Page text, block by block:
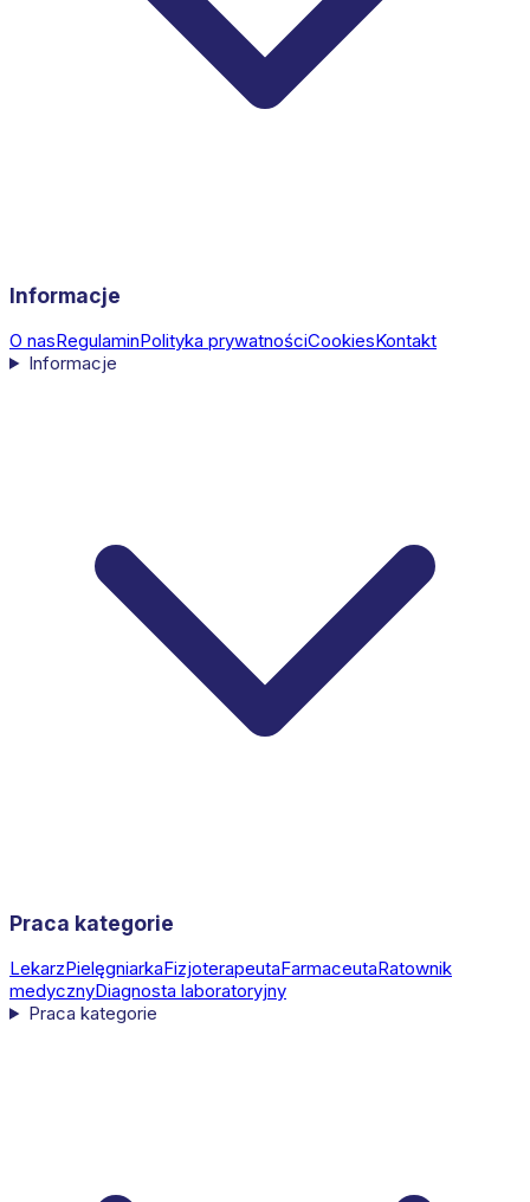
Informacje
O nasRegulaminPolityka prywatnościCookiesKontakt
Informacje
Praca kategorie
LekarzPielęgniarkaFizjoterapeutaFarmaceutaRatownik
medycznyDiagnosta laboratoryjny
Praca kategorie